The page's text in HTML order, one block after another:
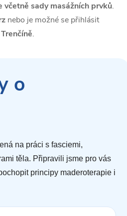
včetně sady masážních prvků.
nebo je možné se přihlásit
.
o
na práci s fasciemi,
těla. Připravili jsme pro vás
principy maderoterapie i